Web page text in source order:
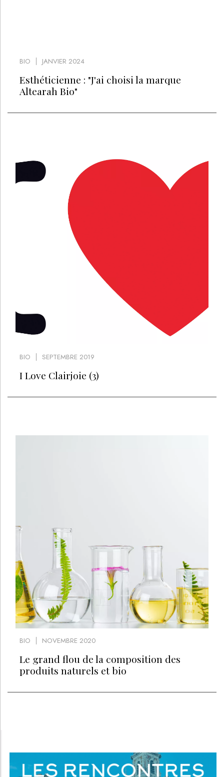
BIO JANVIER 2024
Esthéticienne : "J'ai choisi la marque
Altearah Bio"
BIO SEPTEMBRE 2019
I Love Clairjoie (3)
BIO NOVEMBRE 2020
Le grand flou de la composition des
produits naturels et bio